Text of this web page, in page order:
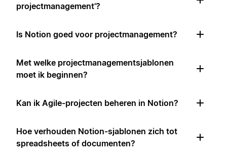
projectmanagement'?
Is Notion goed voor projectmanagement?
Met welke projectmanagementsjablonen
moet ik beginnen?
Kan ik Agile-projecten beheren in Notion?
Hoe verhouden Notion-sjablonen zich tot
spreadsheets of documenten?